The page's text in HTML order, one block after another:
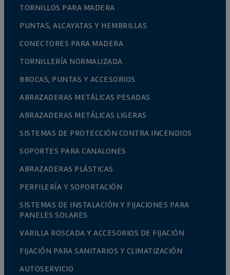
TORNILLOS PARA MADERA
PUNTAS, ALCAYATAS Y HEMBRILLAS
CONECTORES PARA MADERA
TORNILLERÍA NORMALIZADA
BROCAS, PUNTAS Y ACCESORIOS
ABRAZADERAS METÁLICAS PESADAS
ABRAZADERAS METÁLICAS LIGERAS
SISTEMAS DE PROTECCIÓN CONTRA INCENDIOS
SOPORTES PARA CANALONES
ABRAZADERAS PLÁSTICAS
PERFILERÍA Y SOPORTACIÓN
SISTEMAS DE INSTALACIÓN Y FIJACIONES PARA
PANELES SOLARES
VARILLA ROSCADA Y ACCESORIOS DE FIJACIÓN
FIJACIÓN PARA SANITARIOS Y CLIMATIZACIÓN
AUTOSERVICIO